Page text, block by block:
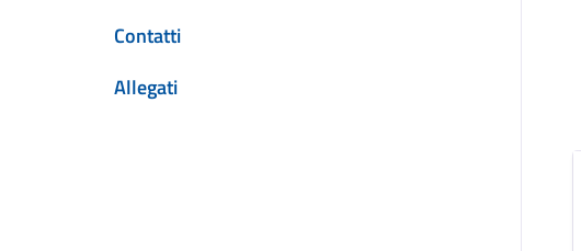
Contatti
Allegati